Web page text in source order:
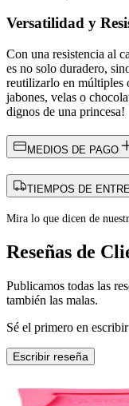
Versatilidad y
Con una resistencia al
es no solo duradero,
reutilizarlo en múltiples
jabones, velas o
dignos de una princesa!
MEDIOS DE PAGO
TIEMPOS DE
Mira lo que dicen de
Reseñas de
Publicamos todas las
también las malas.
Sé el primero en
Escribir reseña